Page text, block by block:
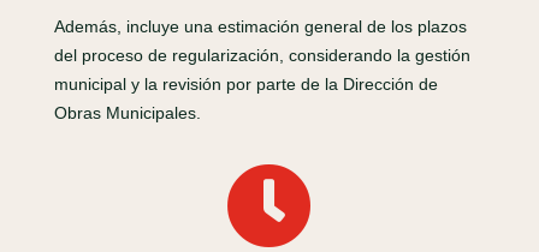
Además, incluye una estimación general de los plazos
del proceso de regularización, considerando la gestión
municipal y la revisión por parte de la Dirección de
Obras Municipales.
